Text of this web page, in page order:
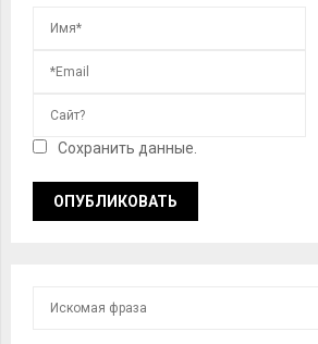
Сохранить данные.